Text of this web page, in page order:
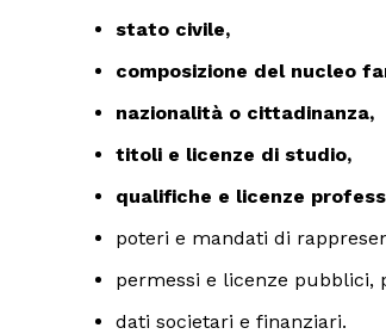
stato civile,
composizione del nucleo
nazionalità o cittadinanza,
titoli e licenze di studio,
qualifiche e licenze
poteri e mandati di
permessi e licenze pubblici,
dati societari e finanziari.